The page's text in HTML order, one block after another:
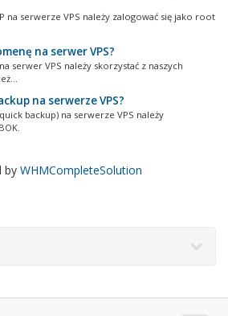
na serwerze VPS należy zalogować się jako root
na serwer VPS?
serwer VPS należy skorzystać z naszych
na serwerze VPS?
backup) na serwerze VPS należy
by WHMCompleteSolution